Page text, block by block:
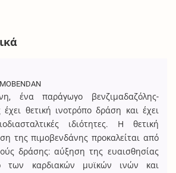
ένα παράγωγο βενζιμαδαζόλης-
έχει θετική ινοτρόπο δράση και έχει
ιδιότητες. Η θετική
της πιμοβενδάνης προκαλείται από
δράσης: αύξηση της ευαισθησίας
των καρδιακών μυϊκών ινών και